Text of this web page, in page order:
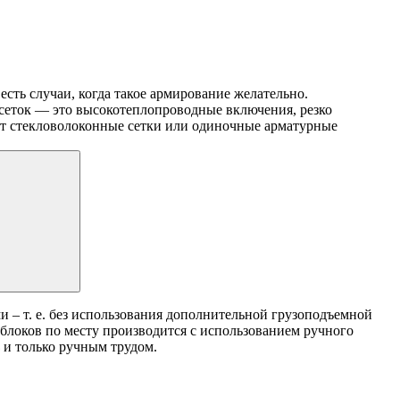
случаи, когда такое армирование желательно.
— это высокотеплопроводные включения, резко
стекловолоконные сетки или одиночные арматурные
т. е. без использования дополнительной грузоподъемной
по месту производится с использованием ручного
только ручным трудом.